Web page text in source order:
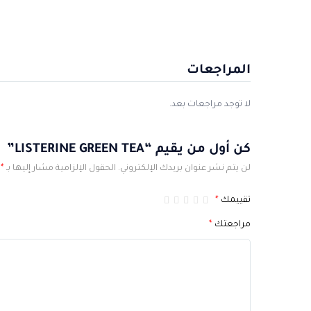
المراجعات
لا توجد مراجعات بعد.
كن أول من يقيم “LISTERINE GREEN TEA”
لن يتم نشر عنوان بريدك الإلكتروني. الحقول الإلزامية مشار إليها بـ *
تقييمك *
مراجعتك *